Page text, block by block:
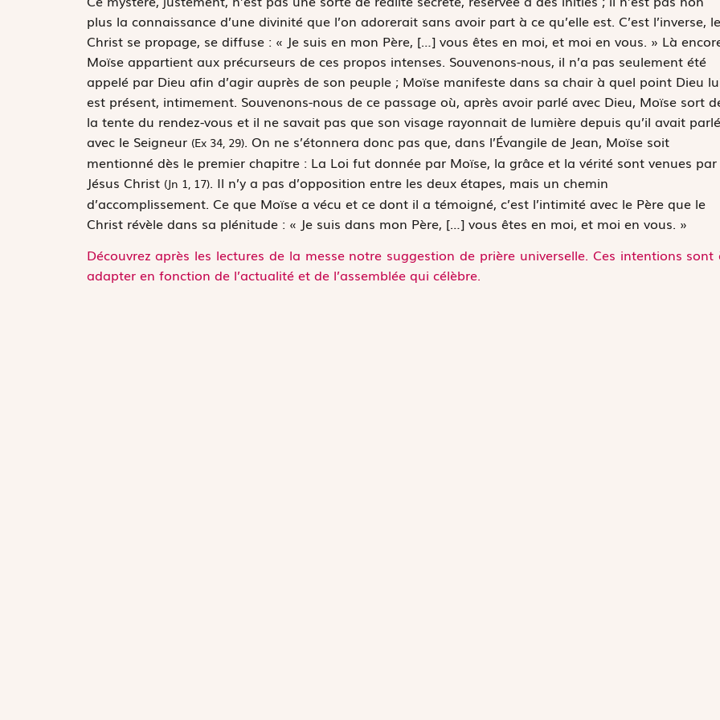
plus la connaissance d’une divinité que l’on adorerait sans avoir part à ce qu’elle est. C’est l’inverse, le
Christ se propage, se diffuse : « Je suis en mon Père, […] vous êtes en moi, et moi en vous. » Là
Moïse appartient aux précurseurs de ces propos intenses. Souvenons-nous, il n’a pas seulement été
appelé par Dieu afin d’agir auprès de son peuple ; Moïse manifeste dans sa chair à quel point Dieu
est présent, intimement. Souvenons-nous de ce passage où, après avoir parlé avec Dieu, Moïse sort
la tente du rendez-vous et il ne savait pas que son visage rayonnait de lumière depuis qu’il avait parlé
avec le Seigneur (Ex 34, 29). On ne s’étonnera donc pas que, dans l’Évangile de Jean, Moïse soit
mentionné dès le premier chapitre : La Loi fut donnée par Moïse, la grâce et la vérité sont venues par
Jésus Christ (Jn 1, 17). Il n’y a pas d’opposition entre les deux étapes, mais un chemin
d’accomplissement. Ce que Moïse a vécu et ce dont il a témoigné, c’est l’intimité avec le Père que le
Christ révèle dans sa plénitude : « Je suis dans mon Père, […] vous êtes en moi, et moi en vous. »
Découvrez après les lectures de la messe notre suggestion de prière universelle. Ces intentions sont
adapter en fonction de l’actualité et de l’assemblée qui célèbre.